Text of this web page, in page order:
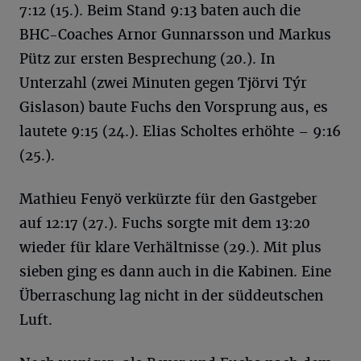
7:12 (15.). Beim Stand 9:13 baten auch die
BHC-Coaches Arnor Gunnarsson und Markus
Pütz zur ersten Besprechung (20.). In
Unterzahl (zwei Minuten gegen Tjörvi Týr
Gislason) baute Fuchs den Vorsprung aus, es
lautete 9:15 (24.). Elias Scholtes erhöhte – 9:16
(25.).
Mathieu Fenyö verkürzte für den Gastgeber
auf 12:17 (27.). Fuchs sorgte mit dem 13:20
wieder für klare Verhältnisse (29.). Mit plus
sieben ging es dann auch in die Kabinen. Eine
Überraschung lag nicht in der süddeutschen
Luft.